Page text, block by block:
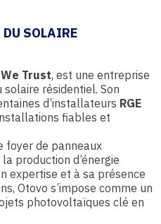
DU SOLAIRE
Trust, est une entreprise
résidentiel. Son
d’installateurs RGE
fiables et
foyer de panneaux
production d’énergie
expertise et à sa présence
Otovo s’impose comme un
photovoltaïques clé en